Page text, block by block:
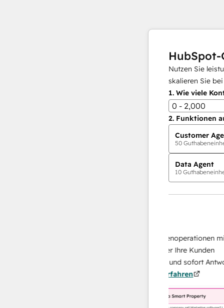
HubSpot-
Nutzen Sie
skalieren Sie
1. Wie viele
0 - 2,000
2. Funktionen
Customer
50
Data Agent
10
Skalieren Sie Ihrer Datenoperationen mit
KI-gestützten Agent, der Ihre Kunden
recherchiert, analysiert und sofort Antworten
Mehr erfahren